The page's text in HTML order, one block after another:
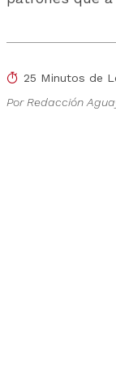
25 Minutos de
Por Redacción